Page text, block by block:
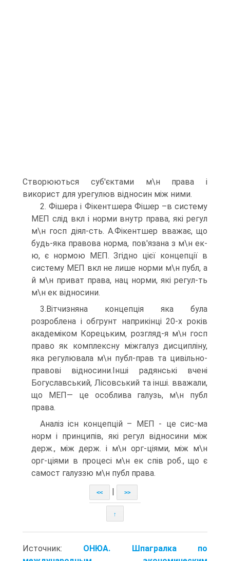
Створюються суб'єктами м\н права і
використ для урегулюв відносин між ними.
2. Фішера і Фікентшера Фішер –в систему
МЕП слід вкл і норми внутр права, які регул
м\н госп діял-сть. А.Фікентшер вважає, що
будь-яка правова норма, пов'язана з м\н ек-
ю, є нормою МЕП. Згідно цієї концепції в
систему МЕП вкл не лише норми м\н публ, а
й м\н приват права, нац норми, які регул-ть
м\н ек відносини.
3.Вітчизняна концепція яка була
розроблена і обгрунт наприкінці 20-х років
академіком Корецьким, розгляд-я м\н госп
право як комплексну міжгалуз дисципліну,
яка регулювала м\н публ-прав та цивільно-
правові відносини.Інші радянські вчені
Богуславський, Лісовський та інші. вважали,
що МЕП— це особлива галузь, м\н публ
права.
Аналіз існ концепцій – МЕП - це сис-ма
норм і принципів, які регул відносини між
держ., між держ. і м\н орг-ціями, між м\н
орг-ціями в процесі м\н ек спів роб., що є
самост галуззю м\н публ права.
<< >>
↑
Источник: ОНЮА. Шпагралка по